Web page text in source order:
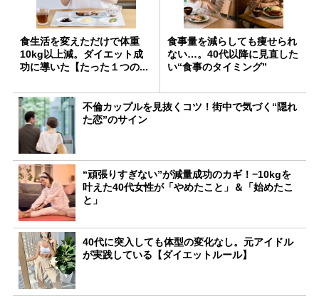
食生活を変えただけで体重
10kg以上減。ダイエット成
功に導いた【たった１つの...
食事量を減らしても痩せられ
ない…。40代以降に見直した
い“食事のタイミング”
不倫カップルを見抜くコツ！街中で気づく“隠れ
た恋”のサイン
“頑張りすぎない”が減量成功のカギ！−10kgを
叶えた40代女性が「やめたこと」＆「始めたこ
と」
40代に突入しても体型の変化なし。元アイドル
が実践している【ダイエットルール】